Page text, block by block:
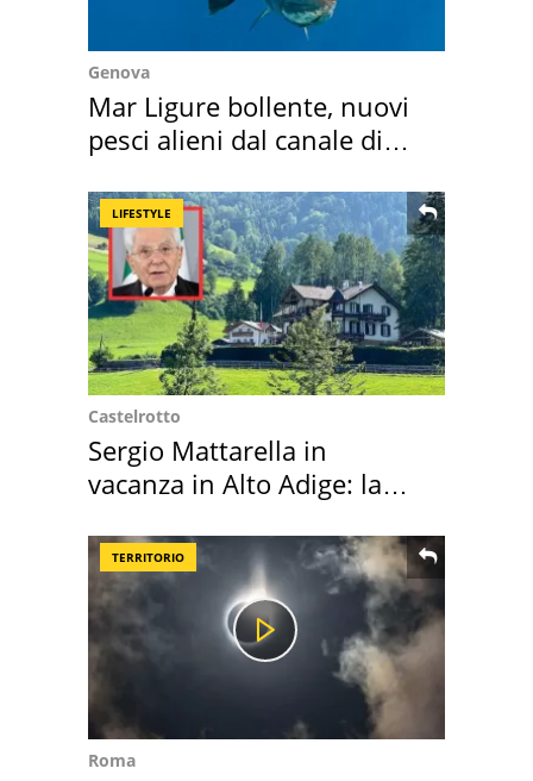
Genova
Mar Ligure bollente, nuovi
pesci alieni dal canale di
LIFESTYLE
Castelrotto
Sergio Mattarella in
vacanza in Alto Adige: la
TERRITORIO
Roma